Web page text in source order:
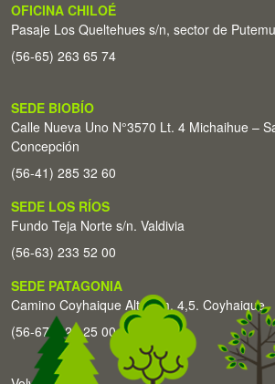
OFICINA CHILOÉ
Pasaje Los Queltehues s/n, sector de
(56-65) 263 65 74
SEDE BIOBÍO
Calle Nueva Uno N°3570 Lt. 4 Michaihue –
Concepción
(56-41) 285 32 60
SEDE LOS RÍOS
Fundo Teja Norte s/n. Valdivia
(56-63) 233 52 00
SEDE PATAGONIA
Camino Coyhaique Alto Km. 4,5. Coyhaique
(56-67) 226 25 00